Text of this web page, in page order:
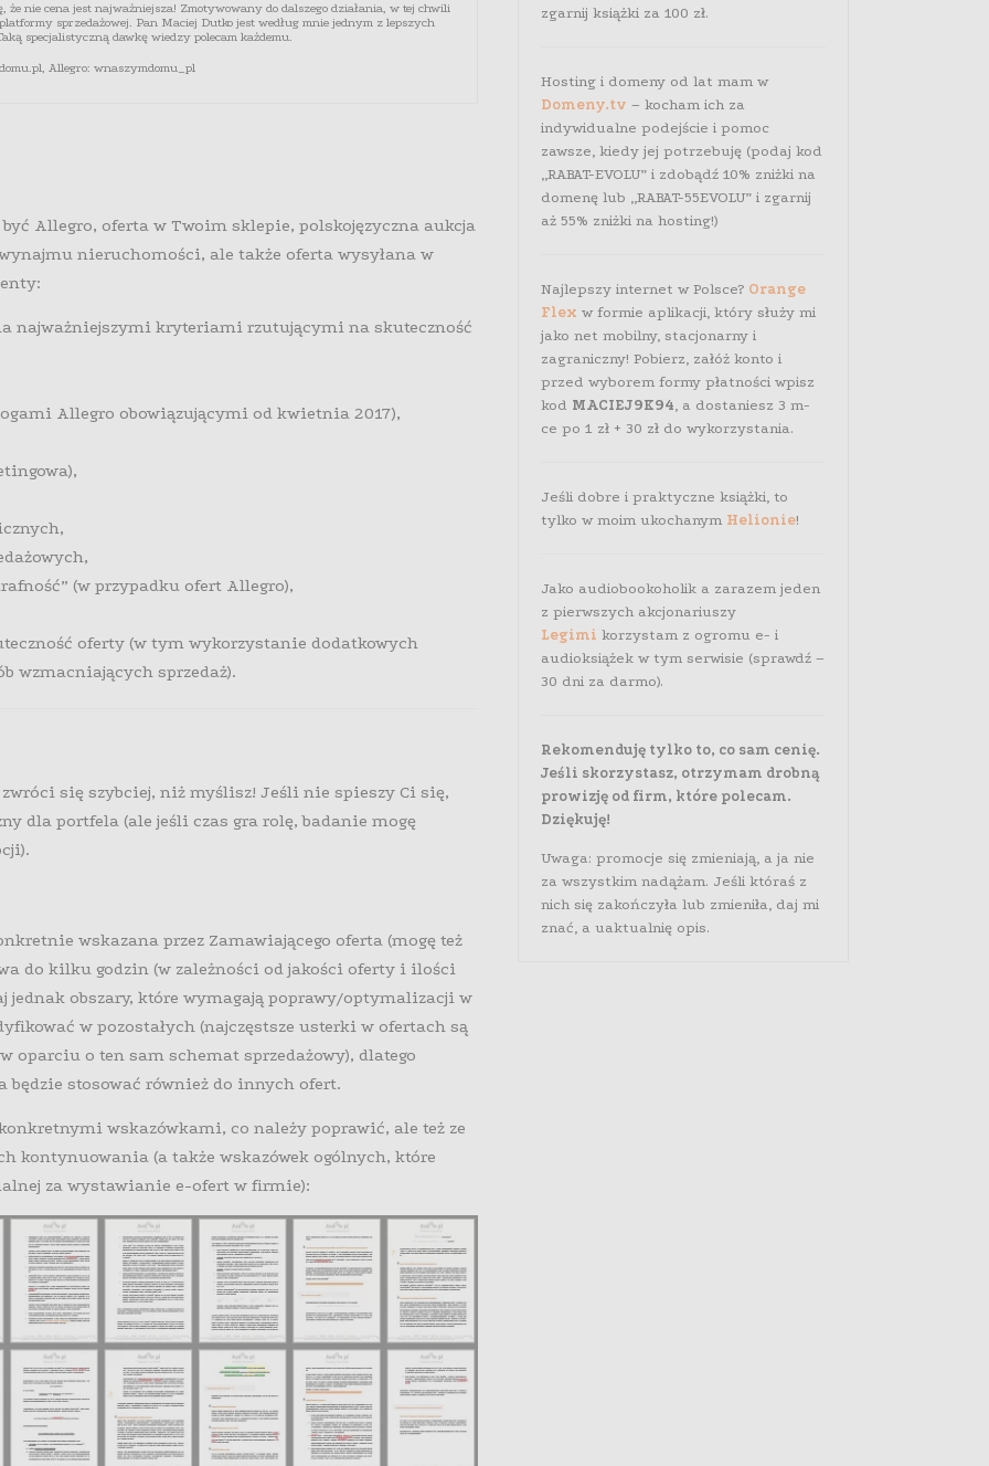
że nie cena jest najważniejsza! Zmotywowany do dalszego działania, w tej chwili
sprzedażowej. Pan Maciej Dutko jest według mnie jednym z lepszych
specjalistyczną dawkę wiedzy polecam każdemu.
Allegro: wnaszymdomu_pl
Przemysław Ladra– www.x-kom.pl, Allegro: x-kom_pl
Allegro, oferta w Twoim sklepie, polskojęzyczna aukcja
nieruchomości, ale także oferta wysyłana w
najważniejszymi kryteriami rzutującymi na skuteczność
Allegro obowiązującymi od kwietnia 2017),
(w przypadku ofert Allegro),
oferty (w tym wykorzystanie dodatkowych
wzmacniających sprzedaż).
się szybciej, niż myślisz! Jeśli nie spieszy Ci się,
dla portfela (ale jeśli czas gra rolę, badanie mogę
wskazana przez Zamawiającego oferta (mogę też
do kilku godzin (w zależności od jakości oferty i ilości
jednak obszary, które wymagają poprawy/optymalizacji w
w pozostałych (najczęstsze usterki w ofertach są
oparciu o ten sam schemat sprzedażowy), dlatego
stosować również do innych ofert.
wskazówkami, co należy poprawić, ale też ze
kontynuowania (a także wskazówek ogólnych, które
za wystawianie e-ofert w firmie):
zgarnij książki za 100 zł.
Hosting i domeny od lat mam w
Domeny.tv – kocham ich za
indywidualne podejście i pomoc
zawsze, kiedy jej potrzebuję (podaj kod
„RABAT-EVOLU” i zdobądź 10% zniżki na
domenę lub „RABAT-55EVOLU” i zgarnij
aż 55% zniżki na hosting!)
Najlepszy internet w Polsce? Orange
Flex w formie aplikacji, który służy mi
jako net mobilny, stacjonarny i
zagraniczny! Pobierz, załóż konto i
przed wyborem formy płatności wpisz
kod MACIEJ9K94, a dostaniesz 3 m-
ce po 1 zł + 30 zł do wykorzystania.
Jeśli dobre i praktyczne książki, to
tylko w moim ukochanym Helionie!
Jako audiobookoholik a zarazem jeden
z pierwszych akcjonariuszy
Legimi korzystam z ogromu e- i
audioksiążek w tym serwisie (sprawdź –
30 dni za darmo).
Rekomenduję tylko to, co sam cenię.
Jeśli skorzystasz, otrzymam drobną
prowizję od firm, które polecam.
Dziękuję!
Uwaga: promocje się zmieniają, a ja nie
za wszystkim nadążam. Jeśli któraś z
nich się zakończyła lub zmieniła, daj mi
znać, a uaktualnię opis.